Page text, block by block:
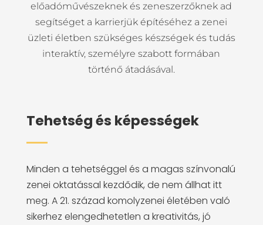
előadóművészeknek és zeneszerzőknek ad
segítséget a karrierjük építéséhez a zenei
üzleti életben szükséges készségek és tudás
interaktív, személyre szabott formában
történő átadásával.
Tehetség és képességek
Minden a tehetséggel és a magas színvonalú
zenei oktatással kezdődik, de nem állhat itt
meg. A 21. század komolyzenei életében való
sikerhez elengedhetetlen a kreativitás, jó